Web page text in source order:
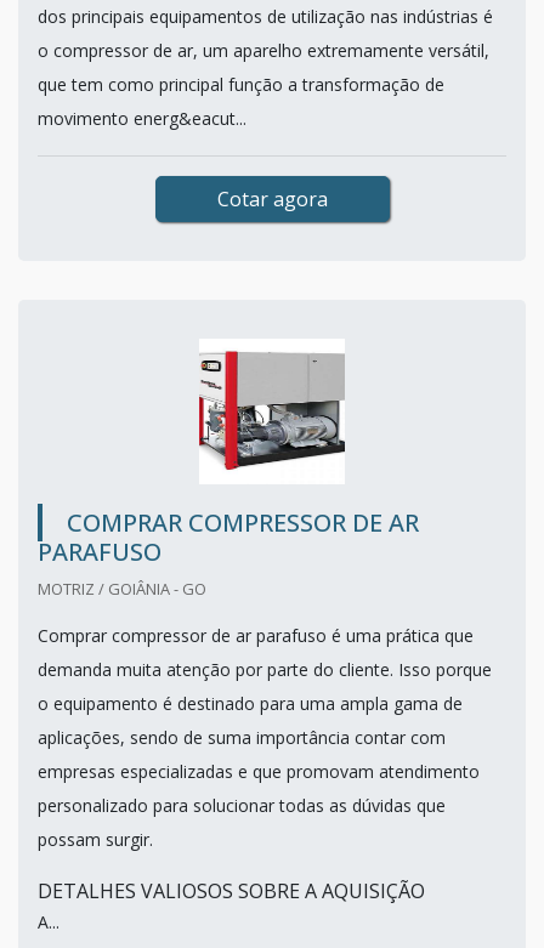
dos principais equipamentos de utilização nas indústrias é
o compressor de ar, um aparelho extremamente versátil,
que tem como principal função a transformação de
movimento energ&eacut...
Cotar agora
COMPRAR COMPRESSOR DE AR
PARAFUSO
MOTRIZ / GOIÂNIA - GO
Comprar compressor de ar parafuso é uma prática que
demanda muita atenção por parte do cliente. Isso porque
o equipamento é destinado para uma ampla gama de
aplicações, sendo de suma importância contar com
empresas especializadas e que promovam atendimento
personalizado para solucionar todas as dúvidas que
possam surgir.
DETALHES VALIOSOS SOBRE A AQUISIÇÃO
A...